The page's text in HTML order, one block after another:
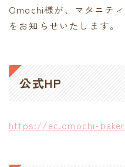
Tokyo Family
Omochi様が、マタニテ
をお知らせいたします。
公式HP
https://ec.omochi-